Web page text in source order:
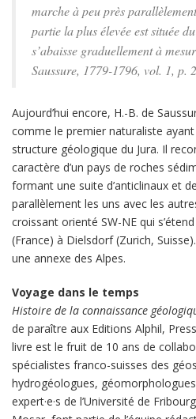
marche à peu près
partie la plus élevée est située
s’abaisse graduellement à
Saussure, 1779-1796, vol. 1, p.
Aujourd’hui encore, H.-B. de
comme le premier naturaliste
structure géologique du Jura. Il
caractère d’un pays de roches
formant une suite d’anticlinaux et
parallèlement les uns avec les
croissant orienté SW-NE qui
(France) à Dielsdorf (Zurich,
une annexe des Alpes.
Voyage dans le temps
Histoire de la connaissance
de paraître aux Editions Alphil,
livre est le fruit de 10 ans de
spécialistes franco-suisses des
hydrogéologues,
expert·e·s de l’Université de